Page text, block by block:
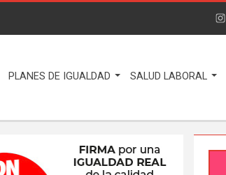
PLANES DE IGUALDAD SALUD LABORAL